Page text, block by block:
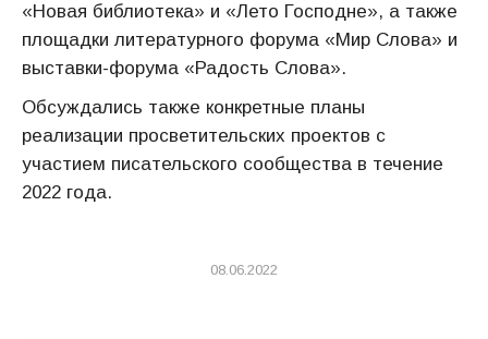
«Новая библиотека» и «Лето Господне», а также
площадки литературного форума «Мир Слова» и
выставки-форума «Радость Слова».
Обсуждались также конкретные планы
реализации просветительских проектов с
участием писательского сообщества в течение
2022 года.
08.06.2022